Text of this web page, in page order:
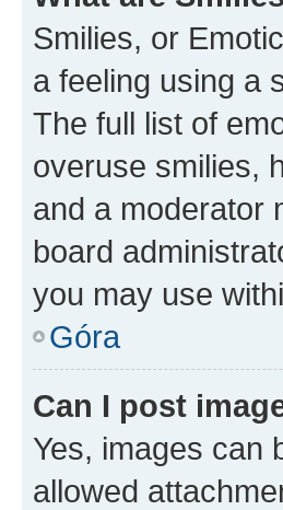
Smilies, or
a feeling using a
The full list of
overuse smilies,
and a moderator
board
you may use
Góra
Can I post
Yes, images can
allowed